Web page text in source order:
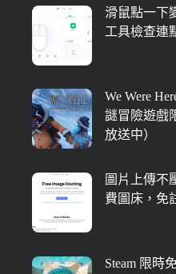
滑鼠點一下
工具檢查連
We Were
謎冒險遊戲
放送中）
圖片上傳不
費圖床，免
Steam 限時